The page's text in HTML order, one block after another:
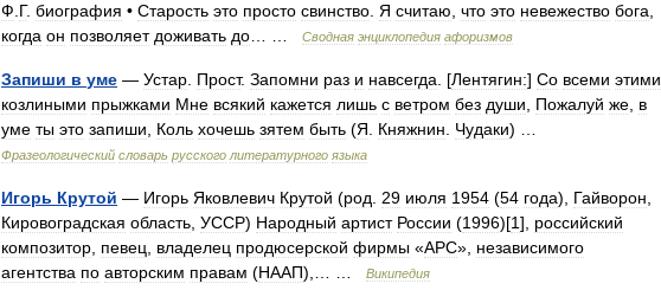
Ф Г. биография • Старость это просто свинство Я считаю что это невежество бога
когда он позволяет доживать до Сводная энциклопедия афоризмов
Запиши в уме — Устар Прост. Запомни раз и навсегда . [Лентягин:] Со всеми этими
козлиными прыжками Мне всякий кажется лишь с ветром без души Пожалуй же в
уме ты это запиши Коль хочешь зятем быть (Я Княжнин Чудаки) …
Фразеологический словарь русского литературного языка
Игорь Крутой — Игорь Яковлевич Крутой (род 29 июля 1954 (54 года), Гайворон
Кировоградская область УССР) Народный артист России (1996)[1], российский
композитор певец владелец продюсерской фирмы «АРС», независимого
агентства по авторским правам (НААП),… … Википедия